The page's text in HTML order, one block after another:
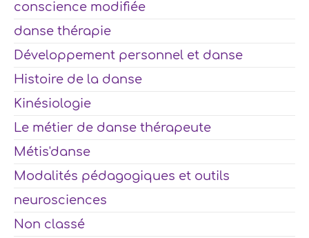
conscience modifiée
danse thérapie
Développement personnel et danse
Histoire de la danse
Kinésiologie
Le métier de danse thérapeute
Métis'danse
Modalités pédagogiques et outils
neurosciences
Non classé